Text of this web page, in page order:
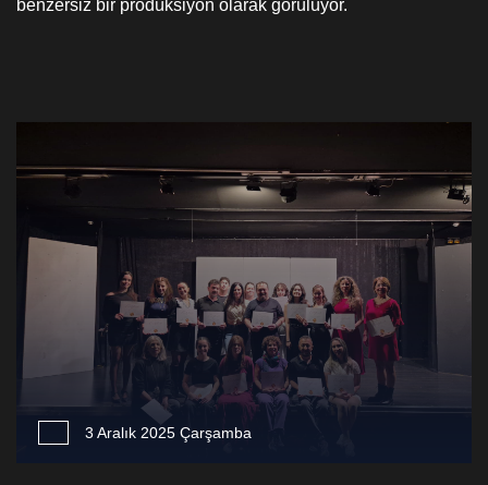
benzersiz bir prodüksiyon olarak görülüyor.
3 Aralık 2025 Çarşamba